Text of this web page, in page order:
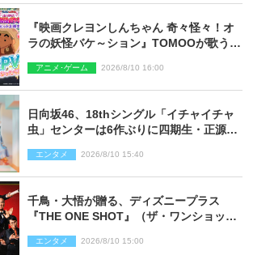
『映画クレヨンしんちゃん 奇々怪々！オ
ラの妖怪バケ～ション』TOMOOが歌う主
アニメ･ゲーム 2026/8/10 16:00
日向坂46、18thシングル「イチャイチャ
虫」センターは6作ぶりに四期生・正源司
エンタメ 2026/8/10 15:40
千鳥・大悟が贈る、ディズニープラス
『THE ONE SHOT』（ザ・ワンショッ
を投じる“真の笑い”を見る大会がついに
エンタメ 2026/8/10 15:00